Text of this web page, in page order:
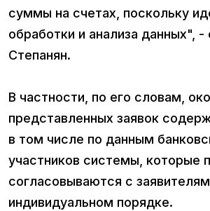
суммы на счетах, поскольку
обработки и анализа данных", -
Степанян.
В частности, по его словам,
представленных заявок
в том числе по данным
участников системы, которые
согласовываются с
индивидуальном порядке.